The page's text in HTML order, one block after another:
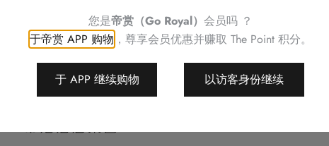
您是帝赏（Go Royal） 会员吗 ？
于帝赏 APP 购物 ，尊享会员优惠并赚取 The Point 积分。
于 APP 继续购物 以访客身份继续